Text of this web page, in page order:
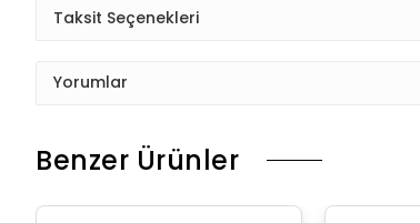
Taksit Seçenekleri
Yorumlar
Benzer Ürünler